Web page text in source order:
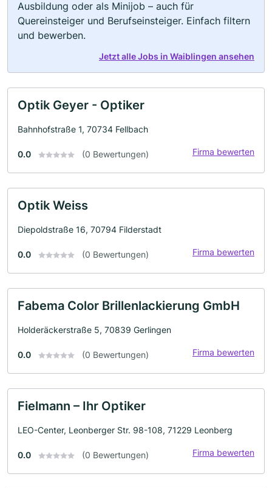
Ausbildung oder als Minijob – auch für
Quereinsteiger und Berufseinsteiger. Einfach filtern
und bewerben.
Jetzt alle Jobs in Waiblingen ansehen
Optik Geyer - Optiker
Bahnhofstraße 1, 70734 Fellbach
0.0 (0 Bewertungen) Firma bewerten
Optik Weiss
Diepoldstraße 16, 70794 Filderstadt
0.0 (0 Bewertungen) Firma bewerten
Fabema Color Brillenlackierung GmbH
Holderäckerstraße 5, 70839 Gerlingen
0.0 (0 Bewertungen) Firma bewerten
Fielmann – Ihr Optiker
LEO-Center, Leonberger Str. 98-108, 71229 Leonberg
0.0 (0 Bewertungen) Firma bewerten